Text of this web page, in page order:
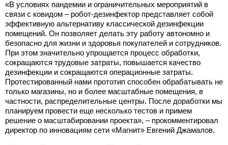
«В условиях пандемии и ограничительных мероприятий в
связи с ковидом – робот-дезинфектор представляет собой
эффективную альтернативу классической дезинфекции
помещений. Он позволяет делать эту работу автономно и
безопасно для жизни и здоровья покупателей и сотрудников.
При этом значительно упрощается процесс обработки,
сокращаются трудовые затраты, повышается качество
дезинфекции и сокращаются операционные затраты.
Протестированный нами прототип способен обрабатывать не
только магазины, но и более масштабные помещения, в
частности, распределительные центры. После доработки мы
планируем провести еще несколько тестов и примем
решение о масштабировании проекта», – прокомментировал
директор по инновациям сети «Магнит» Евгений Джамалов.